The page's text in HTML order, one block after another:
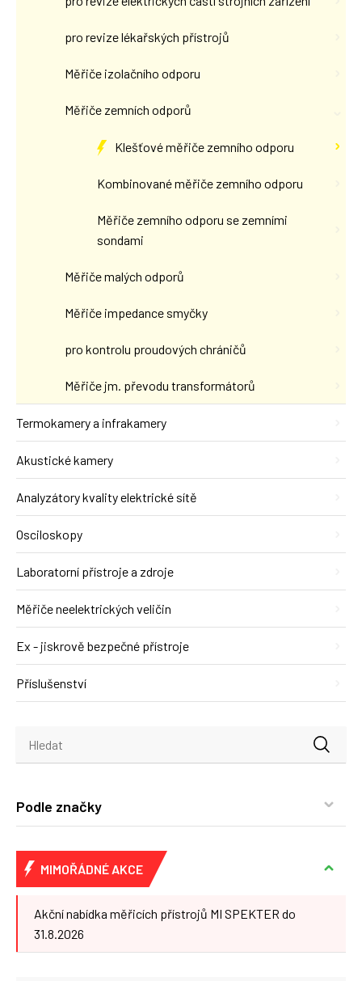
pro revize lékařských přístrojů
Měřiče izolačního odporu
Měřiče zemních odporů
Klešťové měřiče zemního odporu
Kombinované měřiče zemního odporu
Měřiče zemního odporu se zemními
sondami
Měřiče malých odporů
Měřiče impedance smyčky
pro kontrolu proudových chráničů
Měřiče jm. převodu transformátorů
Termokamery a infrakamery
Akustické kamery
Analyzátory kvality elektrické sítě
Osciloskopy
Laboratorní přístroje a zdroje
Měřiče neelektrických veličin
Ex - jiskrově bezpečné přístroje
Příslušenství
Podle značky
MIMOŘÁDNÉ AKCE
Akční nabídka měřicích přístrojů MI SPEKTER do
31.8.2026